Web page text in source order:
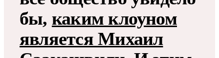
бы, каким клоуном
является Михаил